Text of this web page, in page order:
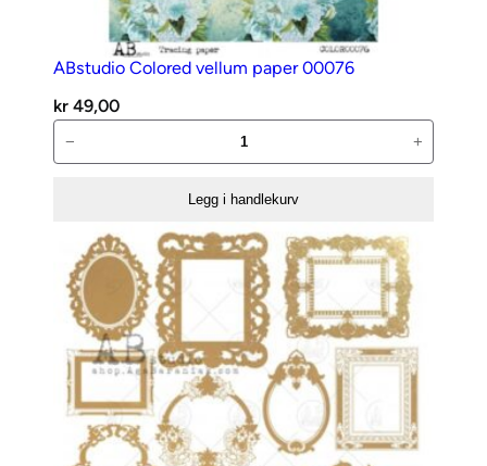
ABstudio Colored vellum paper 00076
kr 49,00
Colored
00076
antall
− +
Legg i handlekurv